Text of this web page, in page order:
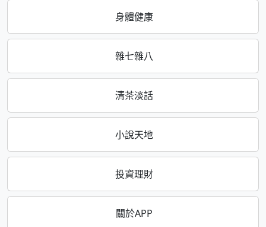
身體健康
雜七雜八
清茶淡話
小說天地
投資理財
關於APP